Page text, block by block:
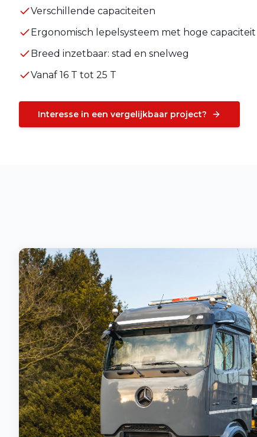
Verschillende capaciteiten
Ergonomisch lepelsysteem met hoge capaciteit
Breed inzetbaar: stad en snelweg
Vanaf 16 T tot 25 T
Interesse in een vergelijkbaar project?